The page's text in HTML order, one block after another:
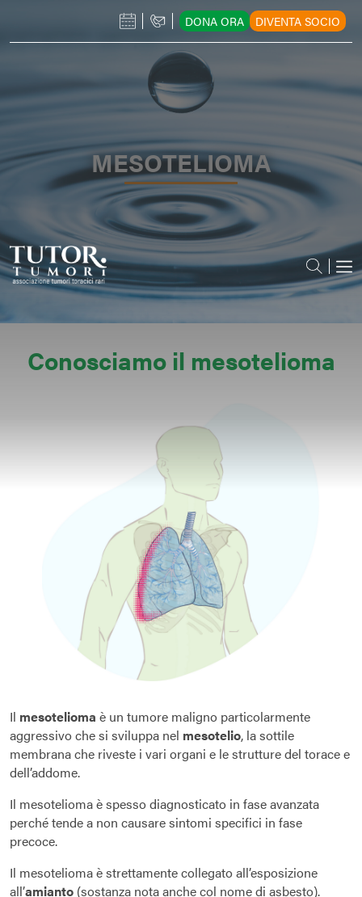
DONA ORA DIVENTA SOCIO
MESOTELIOMA
Conosciamo il mesotelioma
Il mesotelioma è un tumore maligno particolarmente
aggressivo che si sviluppa nel mesotelio, la sottile
membrana che riveste i vari organi e le strutture del torace e
dell’addome.
Il mesotelioma è spesso diagnosticato in fase avanzata
perché tende a non causare sintomi specifici in fase
precoce.
Il mesotelioma è strettamente collegato all’esposizione
all’amianto (sostanza nota anche col nome di asbesto).